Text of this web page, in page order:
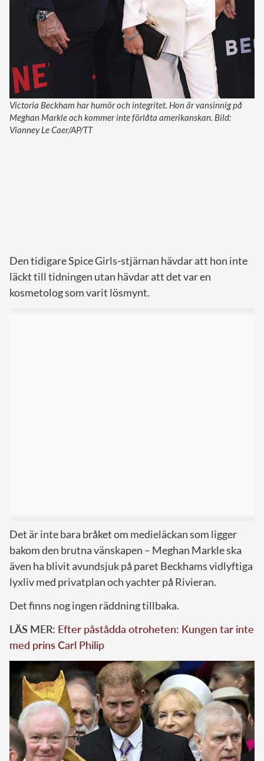
Victoria Beckham har humör och integritet. Hon är vansinnig på
Meghan Markle och kommer inte förlåta amerikanskan. Bild:
Vianney Le Caer/AP/TT
Den tidigare Spice Girls-stjärnan hävdar att hon inte
läckt till tidningen utan hävdar att det var en
kosmetolog som varit lösmynt.
Det är inte bara bråket om medieläckan som ligger
bakom den brutna vänskapen – Meghan Markle ska
även ha blivit avundsjuk på paret Beckhams vidlyftiga
lyxliv med privatplan och yachter på Rivieran.
Det finns nog ingen räddning tillbaka.
LÄS MER: Efter påstådda otroheten: Kungen tar inte
med prins Carl Philip